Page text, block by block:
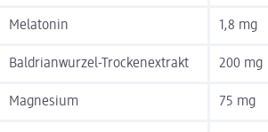
Melatonin 1,8 mg
Baldrianwurzel-Trockenextrakt 200 mg
Magnesium 75 mg